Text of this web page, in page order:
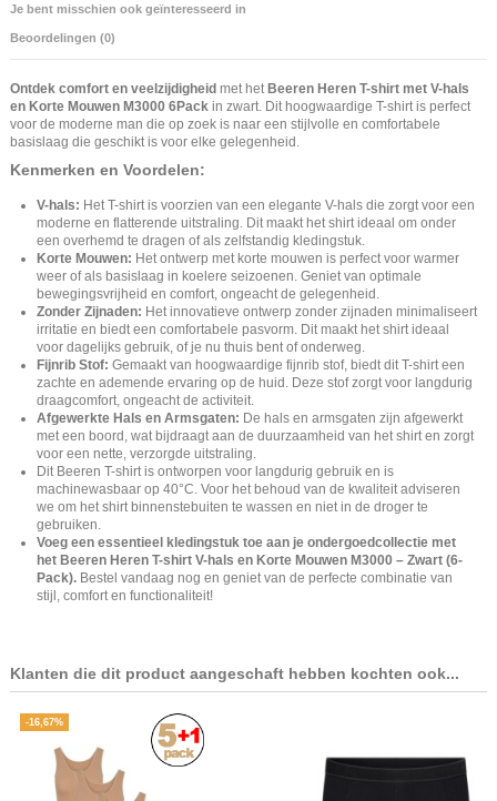
Je bent misschien ook geïnteresseerd in
Beoordelingen (0)
Ontdek comfort en veelzijdigheid met het Beeren Heren T-shirt met V-hals
en Korte Mouwen M3000 6Pack in zwart. Dit hoogwaardige T-shirt is perfect
voor de moderne man die op zoek is naar een stijlvolle en comfortabele
basislaag die geschikt is voor elke gelegenheid.
Kenmerken en Voordelen:
V-hals: Het T-shirt is voorzien van een elegante V-hals die zorgt voor een
moderne en flatterende uitstraling. Dit maakt het shirt ideaal om onder
een overhemd te dragen of als zelfstandig kledingstuk.
Korte Mouwen: Het ontwerp met korte mouwen is perfect voor warmer
weer of als basislaag in koelere seizoenen. Geniet van optimale
bewegingsvrijheid en comfort, ongeacht de gelegenheid.
Zonder Zijnaden: Het innovatieve ontwerp zonder zijnaden minimaliseert
irritatie en biedt een comfortabele pasvorm. Dit maakt het shirt ideaal
voor dagelijks gebruik, of je nu thuis bent of onderweg.
Fijnrib Stof: Gemaakt van hoogwaardige fijnrib stof, biedt dit T-shirt een
zachte en ademende ervaring op de huid. Deze stof zorgt voor langdurig
draagcomfort, ongeacht de activiteit.
Afgewerkte Hals en Armsgaten: De hals en armsgaten zijn afgewerkt
met een boord, wat bijdraagt aan de duurzaamheid van het shirt en zorgt
voor een nette, verzorgde uitstraling.
Dit Beeren T-shirt is ontworpen voor langdurig gebruik en is
machinewasbaar op 40°C. Voor het behoud van de kwaliteit adviseren
we om het shirt binnenstebuiten te wassen en niet in de droger te
gebruiken.
Voeg een essentieel kledingstuk toe aan je ondergoedcollectie met
het Beeren Heren T-shirt V-hals en Korte Mouwen M3000 – Zwart (6-
Pack). Bestel vandaag nog en geniet van de perfecte combinatie van
stijl, comfort en functionaliteit!
Klanten die dit product aangeschaft hebben kochten ook...
-16,67%